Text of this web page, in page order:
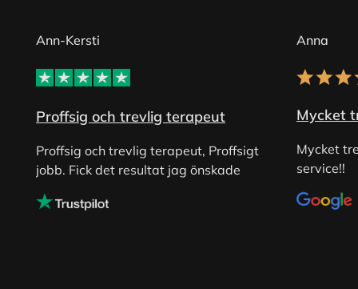
Ann-Kersti
Proffsig och trevlig terapeut
Proffsig och trevlig terapeut, Proffsigt
jobb. Fick det resultat jag önskade
Anna
Mycket
Mycket
service!!